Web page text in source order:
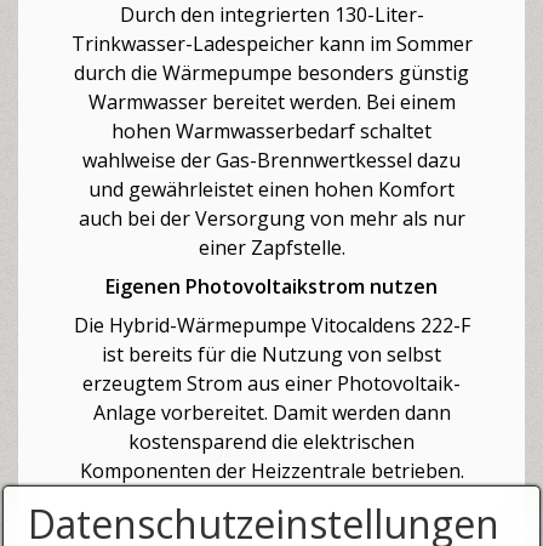
Durch den integrierten 130-Liter-
Trinkwasser-Ladespeicher kann im Sommer
durch die Wärmepumpe besonders günstig
Warmwasser bereitet werden. Bei einem
hohen Warmwasserbedarf schaltet
wahlweise der Gas-Brennwertkessel dazu
und gewährleistet einen hohen Komfort
auch bei der Versorgung von mehr als nur
einer Zapfstelle.
Eigenen Photovoltaikstrom nutzen
Die Hybrid-Wärmepumpe Vitocaldens 222-F
ist bereits für die Nutzung von selbst
erzeugtem Strom aus einer Photovoltaik-
Anlage vorbereitet. Damit werden dann
kostensparend die elektrischen
Komponenten der Heizzentrale betrieben.
Datenschutzeinstellungen